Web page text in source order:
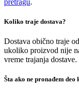
pretragu.
Koliko traje dostava?
Dostava obično traje
ukoliko proizvod nije
vreme trajanja dostave.
Šta ako ne pronađem